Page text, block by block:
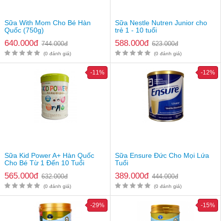
Meta Care Gold tiêu hóa khỏe, trẻ ăn ngon
Đối tượng sử dụng
Thành phần có trong sữa Meta Care Gold 0+
nành, hỗn hợp vitamin và khoáng chất,…
Hướng dẫn pha sữa
Trước khi pha sữa, cần rửa tay sạch sẽ, tiệt trùng và khử khuẩn
các dụng cụ pha.
Sữa With Mom Cho Bé Hàn
Quốc (750g)
640.000đ 744.000đ
(0 đánh giá)
Sữa Nestle Nutren Junior cho
trẻ 1 - 10 tuổi
588.000đ 623.000đ
(0 đánh giá)
Sữa Kid Power A+ Hàn Quốc
Cho Bé Từ 1 Đến 10 Tuổi
565.000đ 632.000đ
-11%
(0 đánh giá)
Sữa Ensure Đức Cho Mọi Lứa
Tuổi
389.000đ 444.000đ
-12%
(0 đánh giá)
-29% -15%